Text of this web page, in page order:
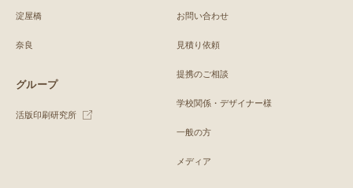
淀屋橋
奈良
グループ
活版印刷研究所
お問い合わせ
見積り依頼
提携のご相談
学校関係・デザイナー様
一般の方
メディア